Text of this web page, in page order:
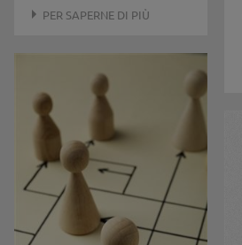
PER SAPERNE DI PIÙ